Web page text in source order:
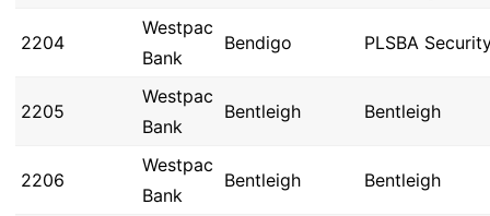
2204
Westpac
Bank
Bendigo PLSBA
2205
Westpac
Bank
Bentleigh Bentleigh
2206
Westpac
Bank
Bentleigh Bentleigh